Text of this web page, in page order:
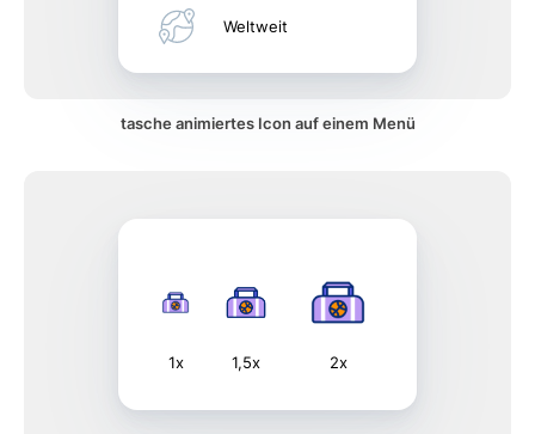
Weltweit
tasche animiertes Icon auf einem Menü
1x 1,5x 2x